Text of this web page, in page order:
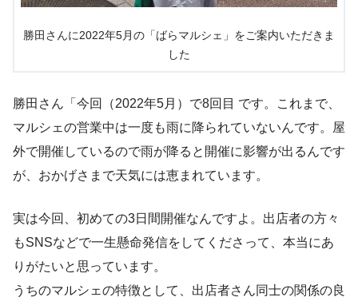
勝田さんに2022年5月の「ばらマルシェ」をご案内いただきま
した
勝田さん「今回（2022年5月）で8回目 です。これまで、
マルシェの営業中は一度も雨に降られていないんです。屋
外で開催しているので雨が降ると開催に影響が出るんです
が、おかげさまで天気には恵まれています。
実は今回、初めての3日間開催なんですよ。出店者の方々
もSNSなどで一生懸命発信をしてくださって、本当にあ
りがたいと思っています。
うちのマルシェの特徴として、出店者さん同士の関係の良